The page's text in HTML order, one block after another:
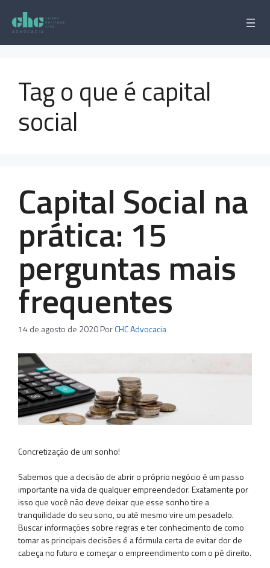
para
conteúdo
Tag o que é capital
social
Capital Social na
prática: 15
perguntas mais
frequentes
14 de agosto de 2020PorCHC Advocacia
Concretização de um sonho!
Sabemos que a decisão de abrir o próprio negócio é um passo
importante na vida de qualquer empreendedor. Exatamente por
isso que você não deve deixar que esse sonho tire a
tranquilidade do seu sono, ou até mesmo vire um pesadelo.
Buscar informações sobre regras e ter conhecimento de como
tomar as principais decisões é a fórmula certa de evitar dor de
cabeça no futuro e começar o empreendimento com o pé direito.